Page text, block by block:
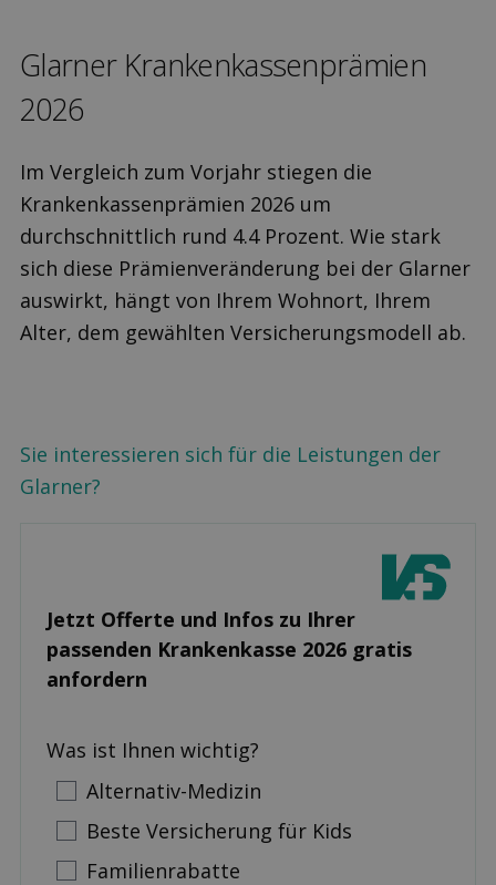
Glarner Kranken­kassen­prämien
2026
Im Vergleich zum Vorjahr stiegen die
Krankenkassenprämien 2026 um
durchschnittlich rund 4.4 Prozent. Wie stark
sich diese Prämienveränderung bei der Glarner
auswirkt, hängt von Ihrem Wohnort, Ihrem
Alter, dem gewählten Versicherungsmodell ab.
Sie interessieren sich für die Leistungen der
Glarner?
Jetzt Offerte und Infos zu Ihrer
passenden Kranken­kasse 2026 gratis
anfordern
Was ist Ihnen wichtig?
Alternativ-Medizin
Beste Versicherung für Kids
Familienrabatte